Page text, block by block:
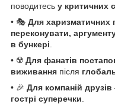
поводитесь у критичних
• 🎭 Для харизматичних
переконувати,
в бункері
• ☢️ Для фанатів
виживання після
• 🎉 Для компаній друзів
гострі суперечки